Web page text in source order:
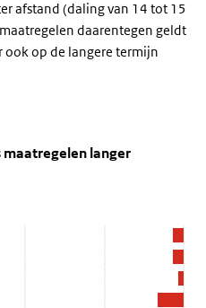
afstand (daling van 14 tot 15
daarentegen geldt
op de langere termijn
als maatregelen langer
als maatregelen langer
weergeeft.
weergeeft.
langer